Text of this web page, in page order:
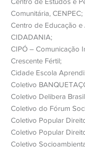
Comunitária, CENPEC;
Centro de Educação e
CIDADANIA;
CIPÓ – Comunicação
Crescente Fértil;
Cidade Escola
Coletivo
Coletivo Delibera
Coletivo do Fórum
Coletivo Popular
Coletivo Popular
Coletivo